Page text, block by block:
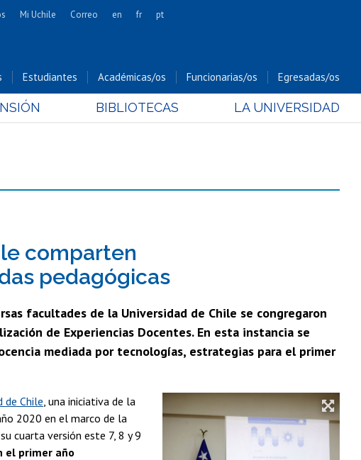
Cs. Forestales y Conservación
Cs. Sociales
Hospital Clínico
Mi Uchile Correo en fr pt
Estudiantes Académicas/os Funcionarias/os Egresadas/os
BIBLIOTECAS LA UNIVERSIDAD
comparten
pedagógicas
facultades de la Universidad de Chile se congregaron
de Experiencias Docentes. En esta instancia se
mediada por tecnologías, estrategias para el primer
de Chile , una iniciativa de la
2020 en el marco de la
cuarta versión este 7, 8 y 9
el primer año